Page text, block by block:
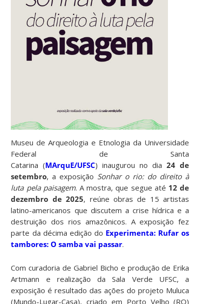
Museu de Arqueologia e Etnologia da Universidade
Federal de Santa
Catarina (MArquE/UFSC) inaugurou no dia24 de
setembro, a exposição Sonhar o rio: do direito à
luta pela paisagem. A mostra, que segue até 12 de
dezembro de 2025, reúne obras de 15 artistas
latino-americanos que discutem a crise hídrica e a
destruição dos rios amazônicos. A exposição fez
parte da décima edição do Experimenta: Rufar os
tambores: O samba vai passar.
Com curadoria de Gabriel Bicho e produção de Erika
Artmann e realização da Sala Verde UFSC, a
exposição é resultado das ações do projeto Muluca
(Mundo-Lugar-Casa), criado em Porto Velho (RO)